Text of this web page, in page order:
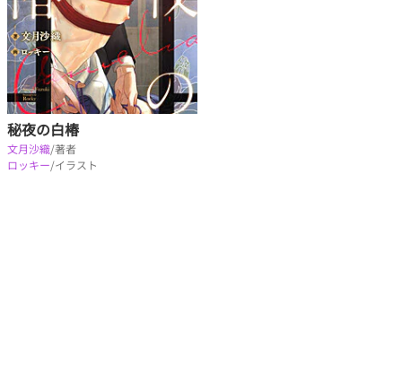
秘夜の白椿
文月沙織/著者
ロッキー/イラスト